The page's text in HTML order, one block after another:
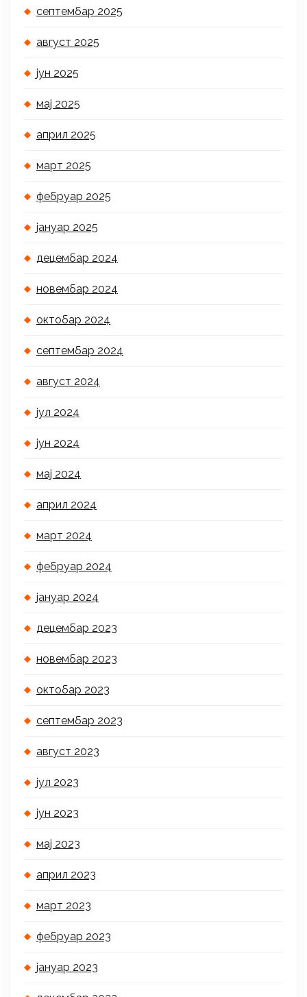
септембар 2025
август 2025
јун 2025
мај 2025
април 2025
март 2025
фебруар 2025
јануар 2025
децембар 2024
новембар 2024
октобар 2024
септембар 2024
август 2024
јул 2024
јун 2024
мај 2024
април 2024
март 2024
фебруар 2024
јануар 2024
децембар 2023
новембар 2023
октобар 2023
септембар 2023
август 2023
јул 2023
јун 2023
мај 2023
април 2023
март 2023
фебруар 2023
јануар 2023